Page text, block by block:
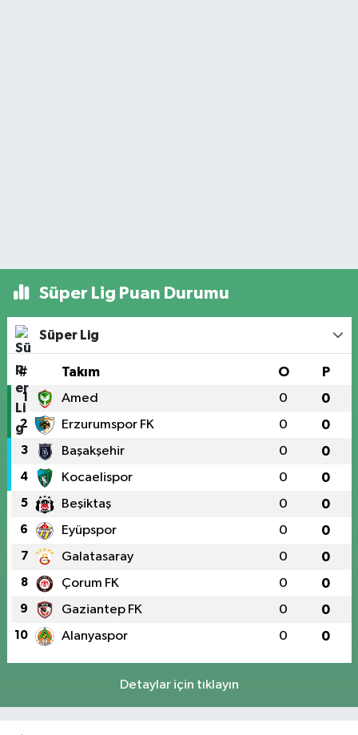
Süper Lig Puan Durumu
Süper Lig
# Takım O P
1 Amed 0 0
2 Erzurumspor FK 0 0
3 Başakşehir 0 0
4 Kocaelispor 0 0
5 Beşiktaş 0 0
6 Eyüpspor 0 0
7 Galatasaray 0 0
8 Çorum FK 0 0
9 Gaziantep FK 0 0
10 Alanyaspor 0 0
Detaylar için tıklayın